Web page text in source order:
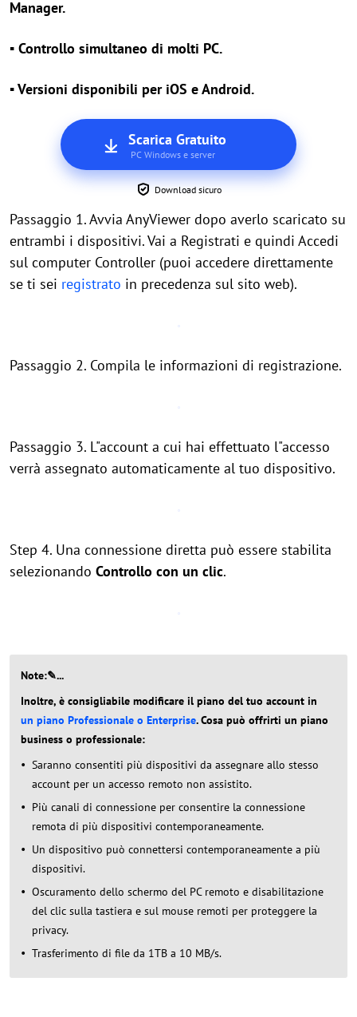
Manager.
▪ Controllo simultaneo di molti PC.
▪ Versioni disponibili per iOS e Android.
Scarica Gratuito
PC Windows e server
Download sicuro
Passaggio 1. Avvia AnyViewer dopo averlo scaricato su
entrambi i dispositivi. Vai a Registrati e quindi Accedi
sul computer Controller (puoi accedere direttamente
se ti sei registrato in precedenza sul sito web).
Passaggio 2. Compila le informazioni di registrazione.
Passaggio 3. L"account a cui hai effettuato l"accesso
verrà assegnato automaticamente al tuo dispositivo.
Step 4. Una connessione diretta può essere stabilita
selezionando Controllo con un clic.
Note:✎...
Inoltre, è consigliabile modificare il piano del tuo account in
un piano Professionale o Enterprise. Cosa può offrirti un piano
business o professionale:
Saranno consentiti più dispositivi da assegnare allo stesso
account per un accesso remoto non assistito.
Più canali di connessione per consentire la connessione
remota di più dispositivi contemporaneamente.
Un dispositivo può connettersi contemporaneamente a più
dispositivi.
Oscuramento dello schermo del PC remoto e disabilitazione
del clic sulla tastiera e sul mouse remoti per proteggere la
privacy.
Trasferimento di file da 1TB a 10 MB/s.